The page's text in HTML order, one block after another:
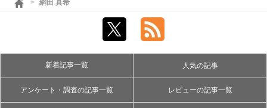
網田 真希
新着記事一覧 人気の記事
アンケート・調査の記事一覧 レビューの記事一覧